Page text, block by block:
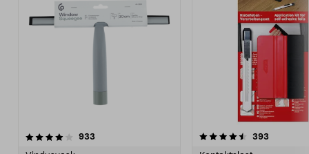
933
4.5av 5 stjerner 393
4.5av 5 stjerner